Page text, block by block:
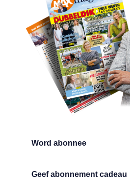
Word abonnee
Geef abonnement cadeau